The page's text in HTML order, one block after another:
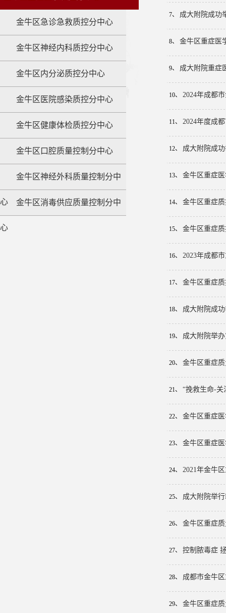
金牛区急诊急救质控分中心
金牛区神经内科质控分中心
金牛区内分泌质控分中心
金牛区医院感染质控分中心
金牛区健康体检质控分中心
金牛区口腔质量控制分中心
金牛区神经外科质量控制分中
心 金牛区消毒供应质量控制分中
心
7、 成大附院成功
8、 金牛区重症医
9、 成大附院重症
10、 2024年成都
11、 2024年度成
12、 成大附院成
13、 金牛区重症
14、 金牛区重症
15、 金牛区重症
16、 2023年成都
17、 金牛区重症
18、 成大附院成
19、 成大附院举
20、 金牛区重症
21、 “挽救生命-关
22、 金牛区重症
23、 金牛区重症
24、 2021年金牛
25、 成大附院举
26、 金牛区重症
27、 控制脓毒症
28、 成都市金牛
29、 金牛区重症